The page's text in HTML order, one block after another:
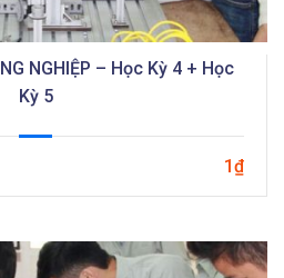
NGHIỆP – Học Kỳ 4 + Học
Kỳ 5
1₫